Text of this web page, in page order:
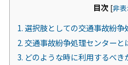
目次 [非
1. 選択肢としての交通事故紛争
2. 交通事故紛争処理センターと
3. どのような時に利用するべき
メールから
24時間365